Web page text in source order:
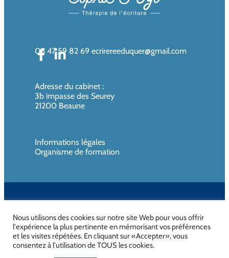
06 47 59 82 69 ecrirereeduquer@gmail.com
Adresse du cabinet :
3b impasse des Seurey
21200 Beaune
Informations légales
Organisme de formation
Nous utilisons des cookies sur notre site Web pour vous offrir
l'expérience la plus pertinente en mémorisant vos préférences
et les visites répétées. En cliquant sur «Accepter», vous
consentez à l'utilisation de TOUS les cookies.